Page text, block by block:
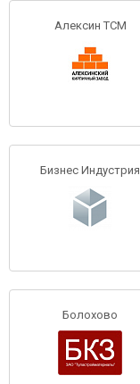
Алексин ТСМ
Бизнес Индустрия
Болохово